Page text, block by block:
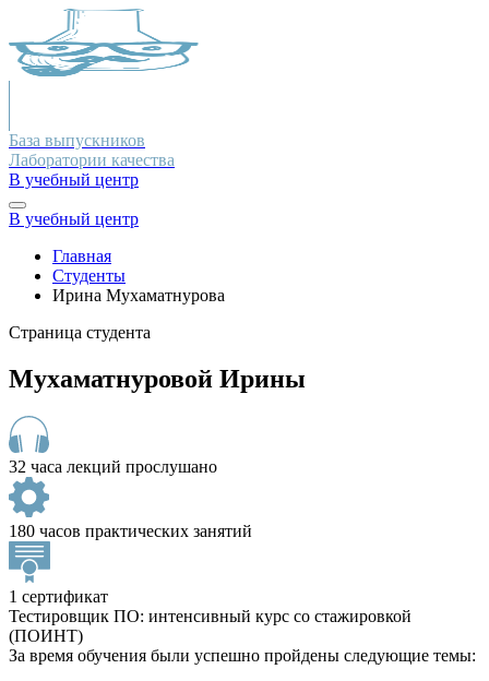
База выпускников
Лаборатории качества
В учебный центр
В учебный центр
Главная
Студенты
Ирина Мухаматнурова
Страница студента
Мухаматнуровой Ирины
32 часа лекций прослушано
180 часов практических занятий
1 сертификат
Тестировщик ПО: интенсивный курс со стажировкой
(ПОИНТ)
За время обучения были успешно пройдены следующие темы: